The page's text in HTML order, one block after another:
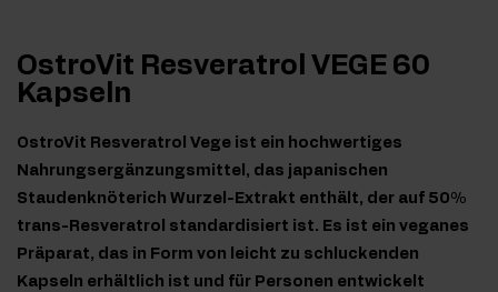
OstroVit Resveratrol VEGE 60
Kapseln
OstroVit Resveratrol Vege ist ein hochwertiges
Nahrungsergänzungsmittel, das japanischen
Staudenknöterich Wurzel-Extrakt enthält, der auf 50%
trans-Resveratrol standardisiert ist. Es ist ein veganes
Präparat, das in Form von leicht zu schluckenden
Kapseln erhältlich ist und für Personen entwickelt